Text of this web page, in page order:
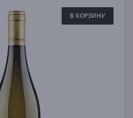
В КОРЗИНУ